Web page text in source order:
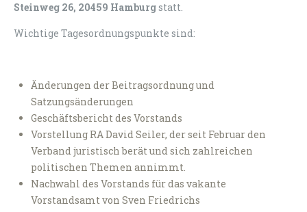
Steinweg 26, 20459 Hamburgstatt.
Wichtige Tagesordnungspunkte sind:
Änderungen der Beitragsordnung und
Satzungsänderungen
Geschäftsbericht des Vorstands
Vorstellung RA David Seiler, der seit Februar den
Verband juristisch berät und sich zahlreichen
politischen Themen annimmt.
Nachwahl des Vorstands für das vakante
Vorstandsamt von Sven Friedrichs